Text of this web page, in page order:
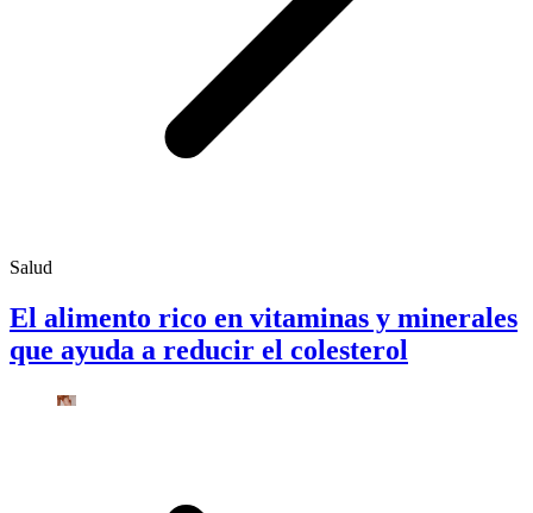
Salud
El alimento rico en vitaminas y minerales
que ayuda a reducir el colesterol